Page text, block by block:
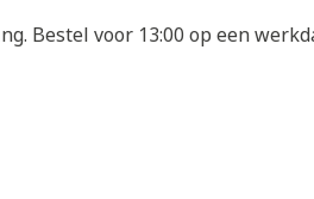
Bestel voor 13:00 op een